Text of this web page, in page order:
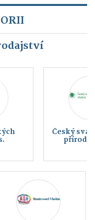
svaz ochránců